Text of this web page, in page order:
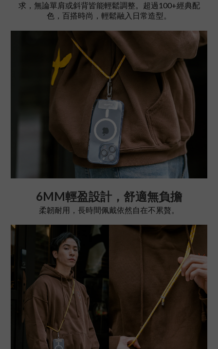
求，無論單肩或斜背皆能輕鬆調整。超過100+經典配
色，百搭時尚，輕鬆融入日常造型。
6MM輕盈設計，舒適無負擔
柔韌耐用，長時間佩戴依然自在不累贅。